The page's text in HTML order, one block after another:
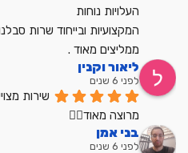
העלויות נוחות
המקצועיות ובייחוד שרות
ממליצים מאוד .
ליאור וקנין
לפני 6 שנים
מרוצה מאוד👍🏼
בני אמן
לפני 6 שנים